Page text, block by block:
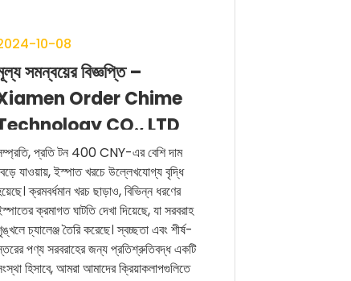
10-08
সমন্বয়ের বিজ্ঞপ্তি –
Order Chime
CO., LTD
কৃতজ্ঞতা এবং প্রতিশ্রুতির বার্তা
প্রতি টন 400 CNY-এর বেশি দাম
যাওয়ায়, ইস্পাত খরচে উল্লেখযোগ্য বৃদ্ধি
ক্রমবর্ধমান খরচ ছাড়াও, বিভিন্ন ধরণের
ক্রমাগত ঘাটতি দেখা দিয়েছে, যা সরবরাহ
চ্যালেঞ্জ তৈরি করেছে। স্বচ্ছতা এবং শীর্ষ-
পণ্য সরবরাহের জন্য প্রতিশ্রুতিবদ্ধ একটি
হিসাবে, আমরা আমাদের ক্রিয়াকলাপগুলিতে